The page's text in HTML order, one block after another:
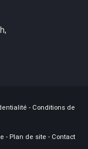
- Conditions de
- Plan de site - Contact